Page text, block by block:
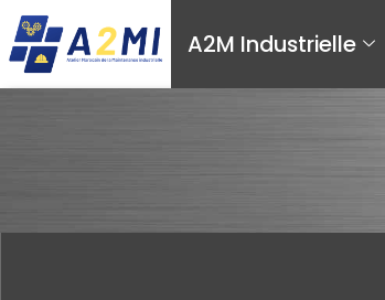
A2M Industrielle